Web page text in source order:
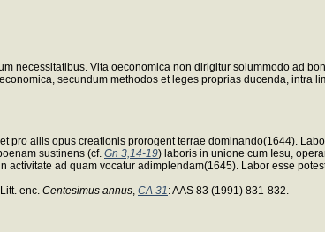
necessitatibus. Vita oeconomica non dirigitur solummodo ad
secundum methodos et leges proprias ducenda, intra
aliis opus creationis prorogent terrae dominando(1644).
sustinens (cf. Gn 3,14-19) laboris in unione cum Iesu,
ad quam vocatur adimplendam(1645). Labor esse
enc. Centesimus annus CA 31 : AAS 83 (1991) 831-832.